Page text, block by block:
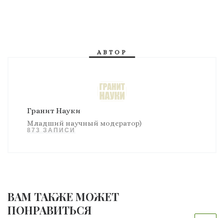
АВТОР
Гранит Науки
Младший научный модератор)
873 ЗАПИСИ
ВАМ ТАКЖЕ МОЖЕТ
ПОНРАВИТЬСЯ